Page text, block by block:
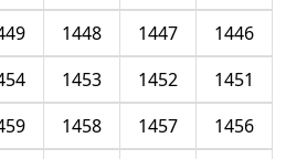
1446
1447
1448
1451
1452
1453
1456
1457
1458